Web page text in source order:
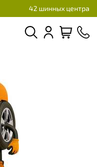
42 шинных центра